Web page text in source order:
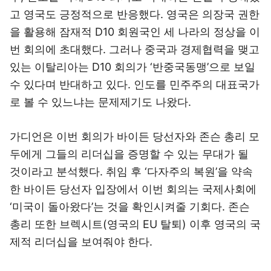
고 영국도 긍정적으로 반응했다. 영국은 의장국 권한
을 활용해 잠재적 D10 회원국인 세 나라의 정상을 이
번 회의에 초대했다. 그러나 중국과 경제협력을 맺고
있는 이탈리아는 D10 회의가 ‘반중국동맹’으로 보일
수 있다며 반대하고 있다. 인도를 민주주의 대표국가
로 볼 수 있느냐는 문제제기도 나왔다.
가디언은 이번 회의가 바이든 당선자와 존슨 총리 모
두에게 그들의 리더십을 증명할 수 있는 무대가 될
것이라고 분석했다. 취임 후 ‘다자주의 복원’을 약속
한 바이든 당선자 입장에서 이번 회의는 국제사회에
‘미국이 돌아왔다’는 것을 확인시켜줄 기회다. 존슨
총리 또한 브렉시트(영국의 EU 탈퇴) 이후 영국의 국
제적 리더십을 보여줘야 한다.